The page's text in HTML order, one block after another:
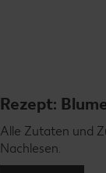
Rezept:
Alle Zutaten und
Nachlesen.